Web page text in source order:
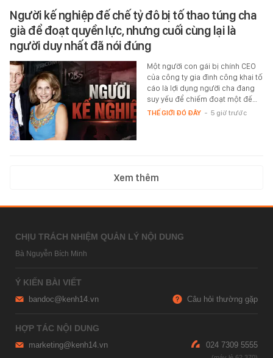
Người kế nghiệp đế chế tỷ đô bị tố thao túng cha
già để đoạt quyền lực, nhưng cuối cùng lại là
người duy nhất đã nói đúng
Một người con gái bị chính CEO
của công ty gia đình công khai tố
cáo là lợi dụng người cha đang
suy yếu để chiếm đoạt một đế…
THẾ GIỚI ĐÓ ĐÂY - 5 giờ trước
Xem thêm
CHỊU TRÁCH NHIỆM QUẢN LÝ NỘI DUNG
Bà Nguyễn Bích Minh
Ý KIẾN BÀI VIẾT
bandoc@kenh14.vn Câu hỏi thường gặp
HỢP TÁC NỘI DUNG
marketing@kenh14.vn 024 7309 5555